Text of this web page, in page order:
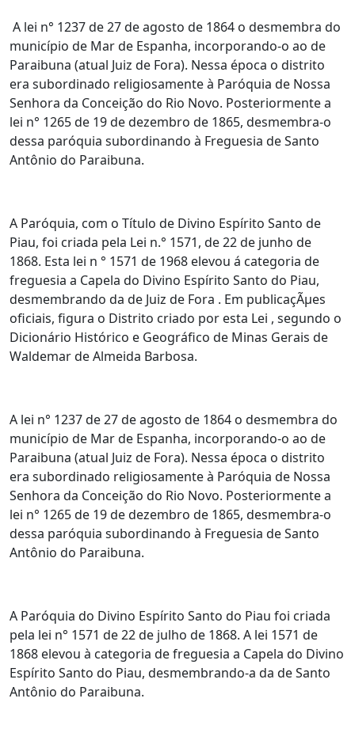
A lei n° 1237 de 27 de agosto de 1864 o desmembra do
município de Mar de Espanha, incorporando-o ao de
Paraibuna (atual Juiz de Fora). Nessa época o distrito
era subordinado religiosamente à Paróquia de Nossa
Senhora da Conceição do Rio Novo. Posteriormente a
lei n° 1265 de 19 de dezembro de 1865, desmembra-o
dessa paróquia subordinando à Freguesia de Santo
Antônio do Paraibuna.
A Paróquia, com o Título de Divino Espírito Santo de
Piau, foi criada pela Lei n.° 1571, de 22 de junho de
1868. Esta lei n ° 1571 de 1968 elevou á categoria de
freguesia a Capela do Divino Espírito Santo do Piau,
desmembrando da de Juiz de Fora . Em publicaçÃµes
oficiais, figura o Distrito criado por esta Lei , segundo o
Dicionário Histórico e Geográfico de Minas Gerais de
Waldemar de Almeida Barbosa.
A lei n° 1237 de 27 de agosto de 1864 o desmembra do
município de Mar de Espanha, incorporando-o ao de
Paraibuna (atual Juiz de Fora). Nessa época o distrito
era subordinado religiosamente à Paróquia de Nossa
Senhora da Conceição do Rio Novo. Posteriormente a
lei n° 1265 de 19 de dezembro de 1865, desmembra-o
dessa paróquia subordinando à Freguesia de Santo
Antônio do Paraibuna.
A Paróquia do Divino Espírito Santo do Piau foi criada
pela lei n° 1571 de 22 de julho de 1868. A lei 1571 de
1868 elevou à categoria de freguesia a Capela do Divino
Espírito Santo do Piau, desmembrando-a da de Santo
Antônio do Paraibuna.